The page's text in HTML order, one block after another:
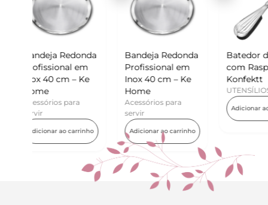
Bandeja Redonda
Profissional em
Inox 40 cm – Ke
Acessórios para
Adicionar ao carrinho
Batedor de Ovos
com Raspador –
Konfektt
Adicionar ao carrinho